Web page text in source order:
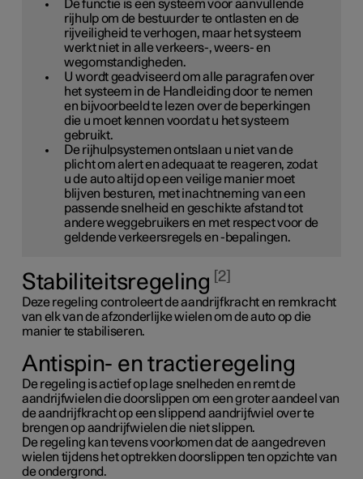
De functie is een systeem voor aanvullende
rijhulp om de bestuurder te ontlasten en de
rijveiligheid te verhogen, maar het systeem
werkt niet in alle verkeers-, weers- en
wegomstandigheden.
U wordt geadviseerd om alle paragrafen over
het systeem in de Handleiding door te nemen
en bijvoorbeeld te lezen over de beperkingen
die u moet kennen voordat u het systeem
gebruikt.
De rijhulpsystemen ontslaan u niet van de
plicht om alert en adequaat te reageren, zodat
u de auto altijd op een veilige manier moet
blijven besturen, met inachtneming van een
passende snelheid en geschikte afstand tot
andere weggebruikers en met respect voor de
geldende verkeersregels en -bepalingen.
Stabiliteitsregeling 2
Deze regeling controleert de aandrijfkracht en remkracht
van elk van de afzonderlijke wielen om de auto op die
manier te stabiliseren.
Antispin- en tractieregeling
De regeling is actief op lage snelheden en remt de
aandrijfwielen die doorslippen om een groter aandeel van
de aandrijfkracht op een slippend aandrijfwiel over te
brengen op aandrijfwielen die niet slippen.
De regeling kan tevens voorkomen dat de aangedreven
wielen tijdens het optrekken doorslippen ten opzichte van
de ondergrond.